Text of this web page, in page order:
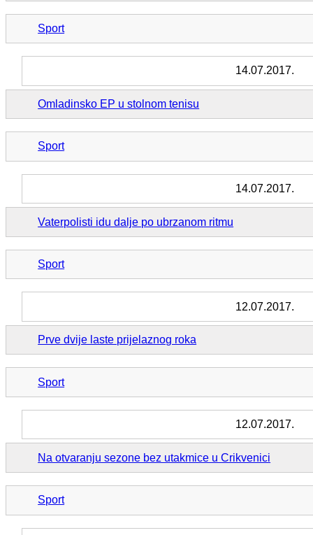
Sport
14.07.2017.
Omladinsko EP u stolnom tenisu
Sport
14.07.2017.
Vaterpolisti idu dalje po ubrzanom ritmu
Sport
12.07.2017.
Prve dvije laste prijelaznog roka
Sport
12.07.2017.
Na otvaranju sezone bez utakmice u Crikvenici
Sport